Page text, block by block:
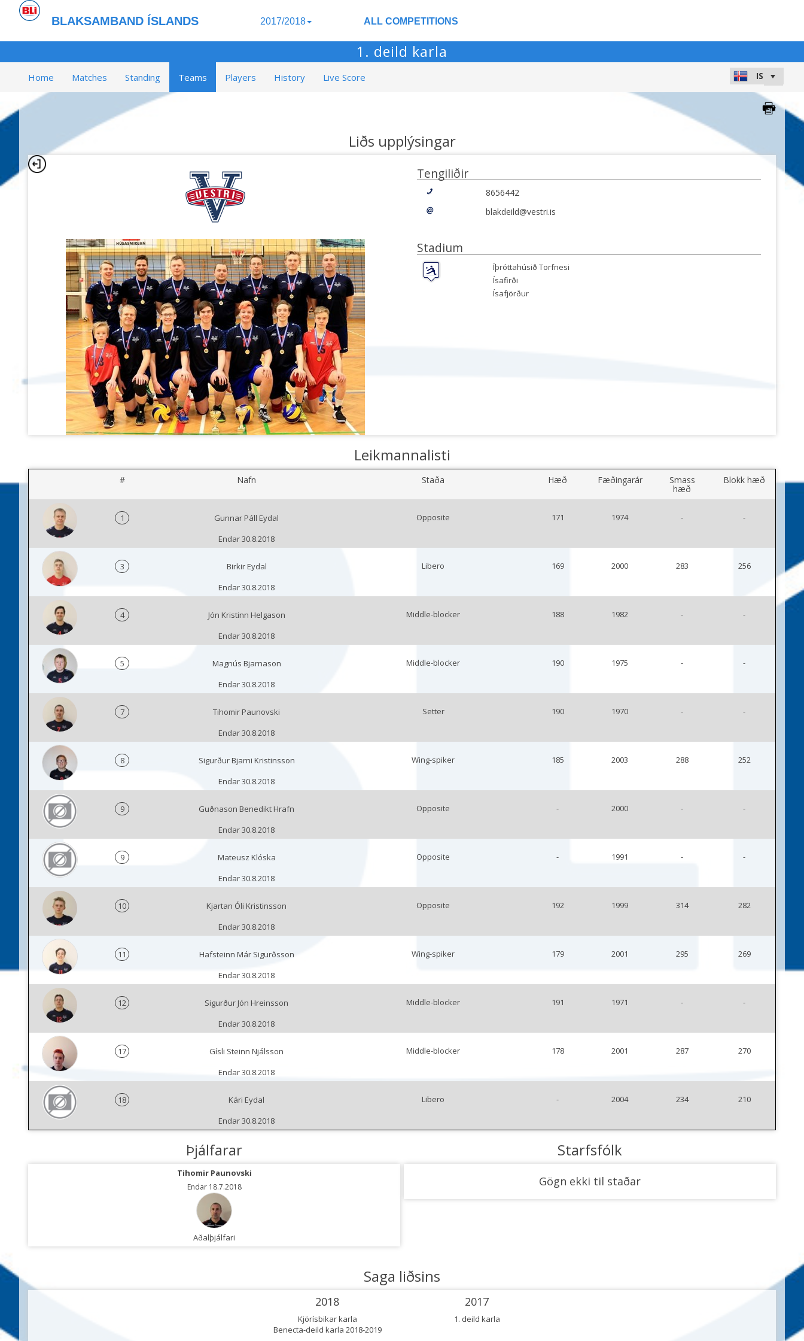
BLAKSAMBAND ÍSLANDS 2017/2018 ALL COMPETITIONS
1. deild karla
Home Matches Standing Teams Players History Live Score
Liðs upplýsingar
Tengiliðir
8656442
blakdeild@vestri.is
Stadium
Íþróttahúsið Torfnesi
Ísafirði
Ísafjörður
Leikmannalisti
# Nafn Staða Hæð Fæðingarár Smass
hæð
Blokk hæð
1
Gunnar Páll Eydal
Endar 30.8.2018
Opposite 171 1974 - -
3
Birkir Eydal
Endar 30.8.2018
Libero 169 2000 283 256
4
Jón Kristinn Helgason
Endar 30.8.2018
Middle-blocker 188 1982 - -
5
Magnús Bjarnason
Endar 30.8.2018
Middle-blocker 190 1975 - -
7
Tihomir Paunovski
Endar 30.8.2018
Setter 190 1970 - -
8
Sigurður Bjarni Kristinsson
Endar 30.8.2018
Wing-spiker 185 2003 288 252
9
Guðnason Benedikt Hrafn
Endar 30.8.2018
Opposite - 2000 - -
9
Mateusz Klóska
Endar 30.8.2018
Opposite - 1991 - -
10
Kjartan Óli Kristinsson
Endar 30.8.2018
Opposite 192 1999 314 282
11
Hafsteinn Már Sigurðsson
Endar 30.8.2018
Wing-spiker 179 2001 295 269
12
Sigurður Jón Hreinsson
Endar 30.8.2018
Middle-blocker 191 1971 - -
17
Gísli Steinn Njálsson
Endar 30.8.2018
Middle-blocker 178 2001 287 270
18
Kári Eydal
Endar 30.8.2018
Libero - 2004 234 210
Þjálfarar
Tihomir Paunovski
Endar 18.7.2018
Aðalþjálfari
Starfsfólk
Gögn ekki til staðar
Saga liðsins
2018
Kjörísbikar karla
Benecta-deild karla 2018-2019
2017
1. deild karla